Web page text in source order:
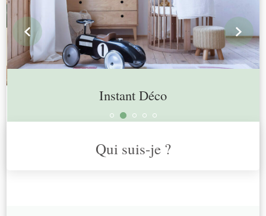
Instant Déco
prev
Qui suis-je ?